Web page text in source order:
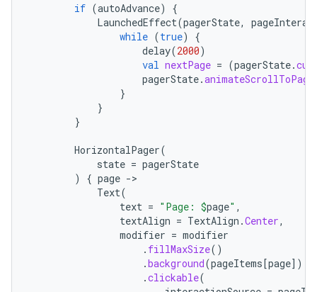
if (autoAdvance)
{
LaunchedEffect(pagerState,
while (true)
{
delay(2000)
val nextPage = (pagerState.
pagerState.animateScrollToPage
}
}
}
HorizontalPager(
state = pagerState
)
{ page -
Text(
text = "Page: $page" ,
textAlign = TextAlign .Center,
modifier = modifier
. fillMaxSize()
.background(pageItems[page] )
.clickable(